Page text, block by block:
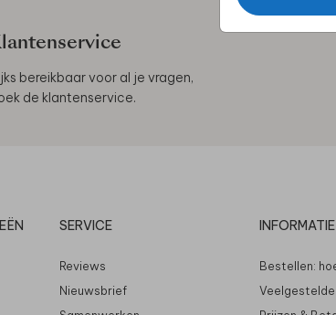
bereikbaar voor al je vragen,
de klantenservice.
SERVICE
Reviews
Nieuwsbrief
Bestellen:
Veelgestelde